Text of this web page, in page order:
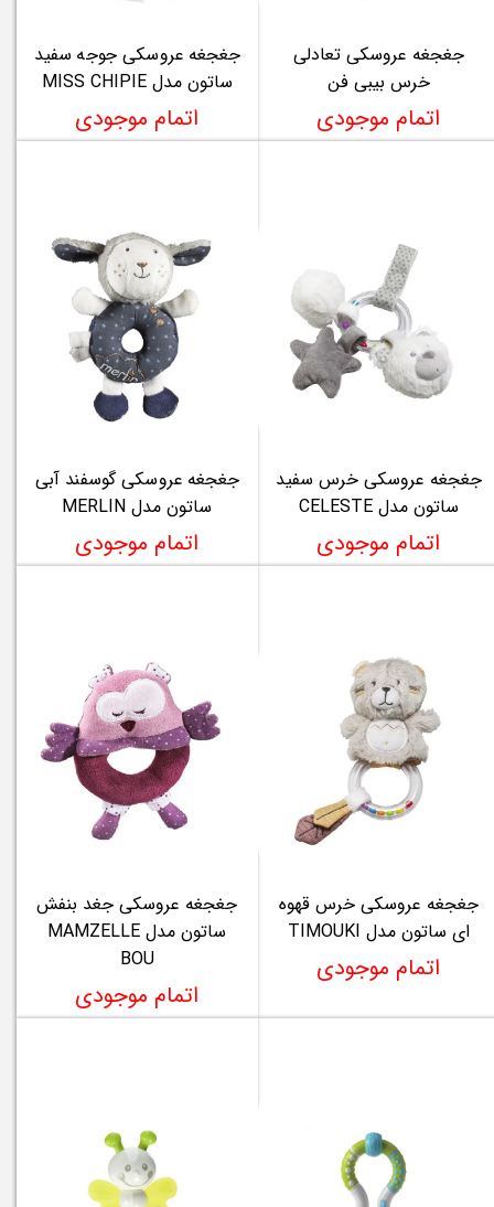
جغجغه عروسکی تعادلی
خرس بیبی فن
اتمام موجودی
جغجغه عروسکی جوجه سفید
ساتون مدل MISS CHIPIE
اتمام موجودی
جغجغه عروسکی خرس سفید
ساتون مدل CELESTE
اتمام موجودی
جغجغه عروسکی گوسفند آبی
ساتون مدل MERLIN
اتمام موجودی
جغجغه عروسکی خرس قهوه
ای ساتون مدل TIMOUKI
اتمام موجودی
جغجغه عروسکی جغد بنفش
ساتون مدل MAMZELLE
BOU
اتمام موجودی